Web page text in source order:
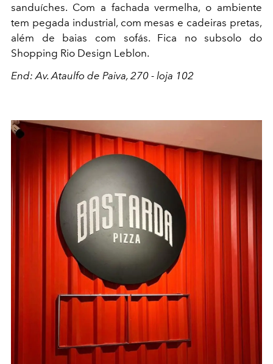
sanduíches. Com a fachada vermelha, o ambiente
tem pegada industrial, com mesas e cadeiras pretas,
além de baias com sofás. Fica no subsolo do
Shopping Rio Design Leblon.
End: Av. Ataulfo de Paiva, 270 - loja 102